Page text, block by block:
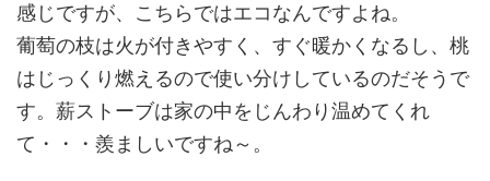
感じですが、こちらではエコなんですよね。
葡萄の枝は火が付きやすく、すぐ暖かくなるし、桃
はじっくり燃えるので使い分けしているのだそうで
す。薪ストーブは家の中をじんわり温めてくれ
て・・・羨ましいですね～。